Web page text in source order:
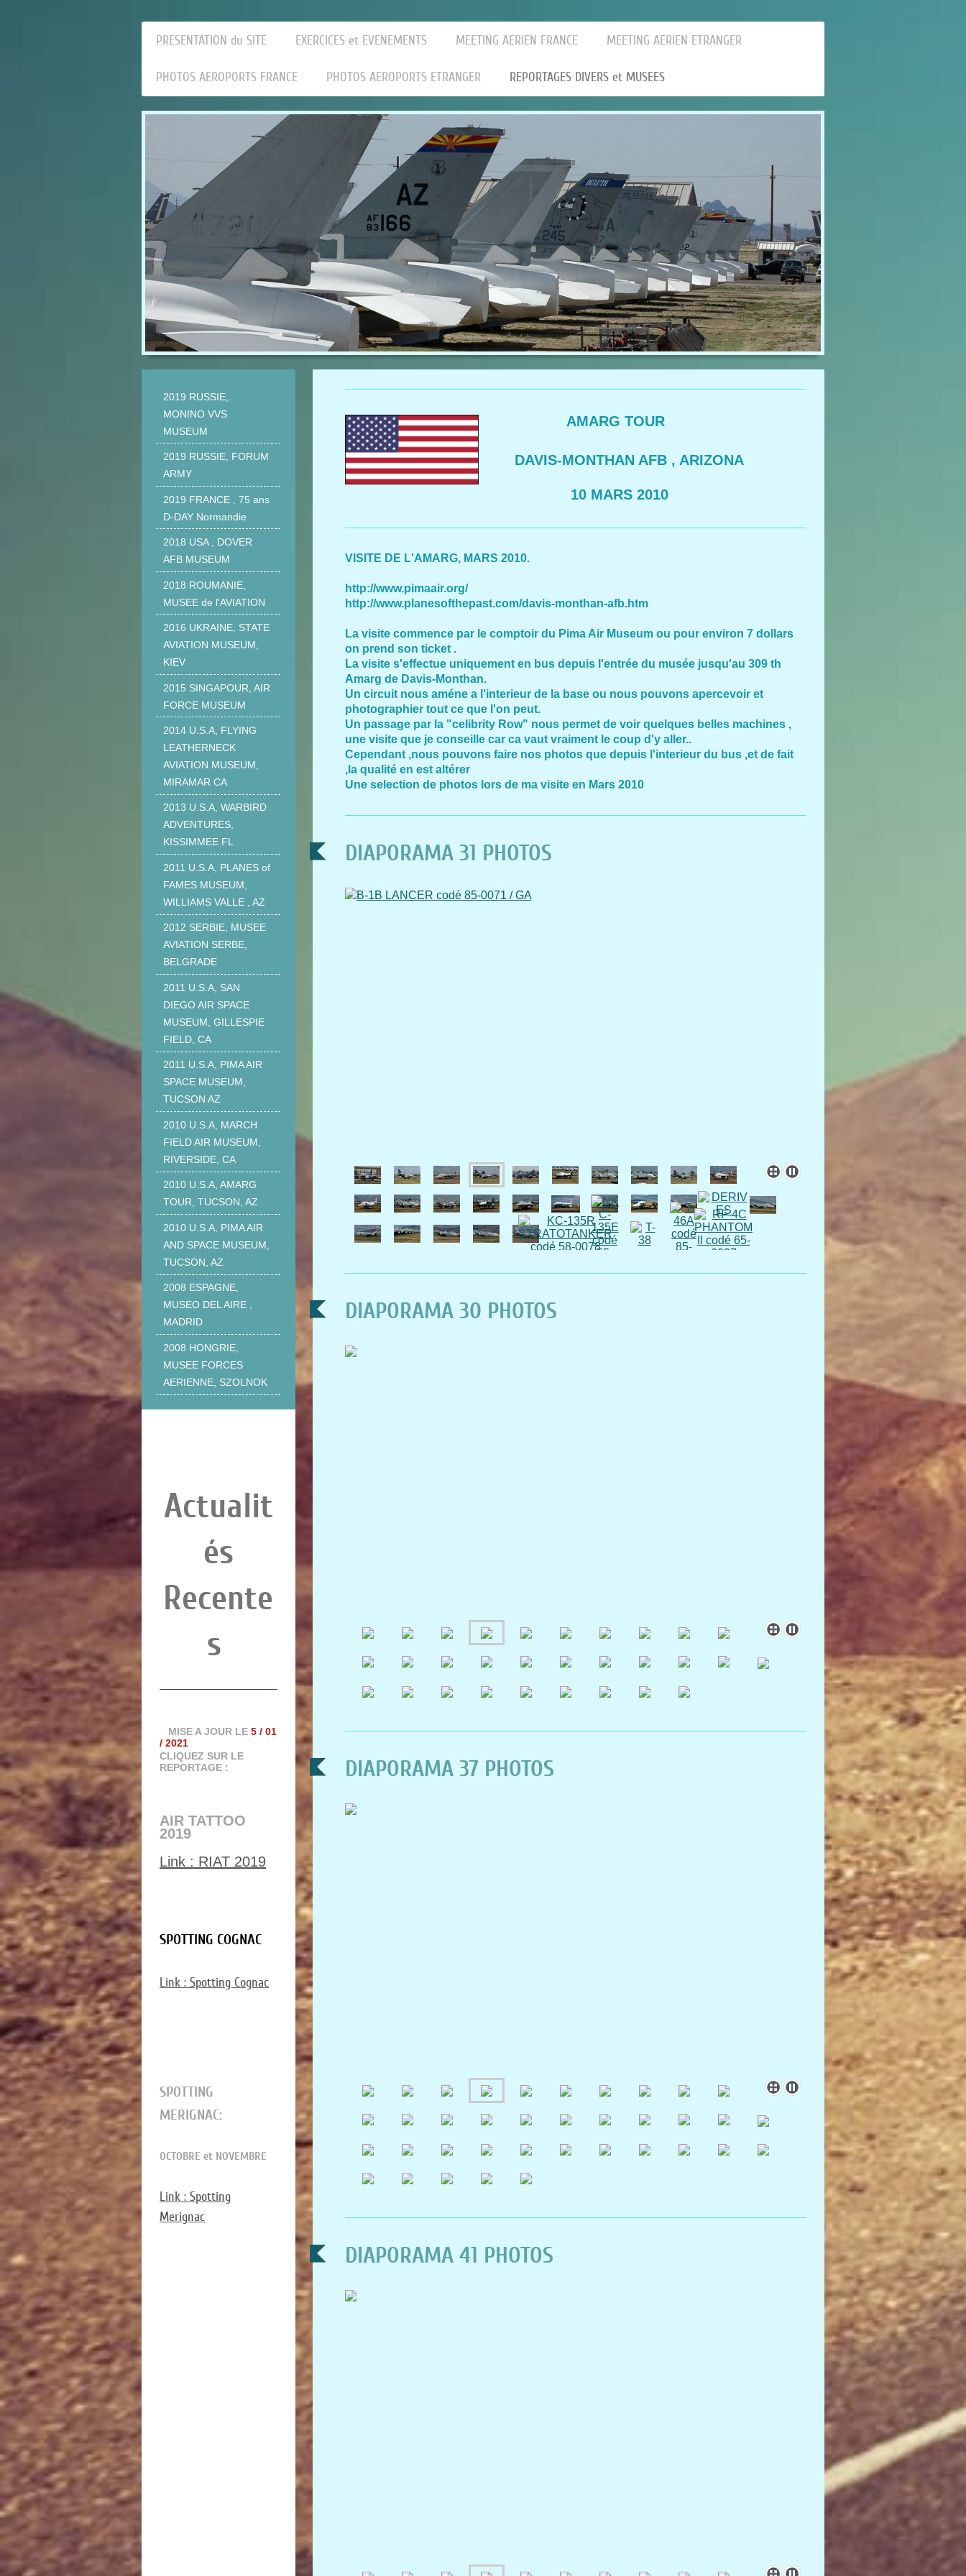
PRESENTATION du SITE EXERCICES et EVENEMENTS MEETING AERIEN FRANCE MEETING AERIEN ETRANGER
PHOTOS AEROPORTS FRANCE PHOTOS AEROPORTS ETRANGER REPORTAGES DIVERS et MUSEES
AMARG TOUR
DAVIS-MONTHAN AFB , ARIZONA
10 MARS 2010
VISITE DE L'AMARG, MARS 2010.
http://www.pimaair.org/
http://www.planesofthepast.com/davis-monthan-afb.htm
La visite commence par le comptoir du Pima Air Museum ou pour environ 7 dollars
on prend son ticket .
La visite s'effectue uniquement en bus depuis l'entrée du musée jusqu'au 309 th
Amarg de Davis-Monthan.
Un circuit nous améne a l'interieur de la base ou nous pouvons apercevoir et
photographier tout ce que l'on peut.
Un passage par la "celibrity Row" nous permet de voir quelques belles machines ,
une visite que je conseille car ca vaut vraiment le coup d'y aller..
Cependant ,nous pouvons faire nos photos que depuis l'interieur du bus ,et de fait
,la qualité en est altérer
Une selection de photos lors de ma visite en Mars 2010
DIAPORAMA 31 PHOTOS
DIAPORAMA 30 PHOTOS
DIAPORAMA 37 PHOTOS
DIAPORAMA 41 PHOTOS
2019 RUSSIE,
MONINO VVS
MUSEUM
2019 RUSSIE, FORUM
ARMY
2019 FRANCE , 75 ans
D-DAY Normandie
2018 USA , DOVER
AFB MUSEUM
2018 ROUMANIE,
MUSEE de l'AVIATION
2016 UKRAINE, STATE
AVIATION MUSEUM,
KIEV
2015 SINGAPOUR, AIR
FORCE MUSEUM
2014 U.S.A, FLYING
LEATHERNECK
AVIATION MUSEUM,
MIRAMAR CA
2013 U.S.A, WARBIRD
ADVENTURES,
KISSIMMEE FL
2011 U.S.A, PLANES of
FAMES MUSEUM,
WILLIAMS VALLE , AZ
2012 SERBIE, MUSEE
AVIATION SERBE,
BELGRADE
2011 U.S.A, SAN
DIEGO AIR SPACE
MUSEUM, GILLESPIE
FIELD, CA
2011 U.S.A, PIMA AIR
SPACE MUSEUM,
TUCSON AZ
2010 U.S.A, MARCH
FIELD AIR MUSEUM,
RIVERSIDE, CA
2010 U.S.A, AMARG
TOUR, TUCSON, AZ
2010 U.S.A, PIMA AIR
AND SPACE MUSEUM,
TUCSON, AZ
2008 ESPAGNE,
MUSEO DEL AIRE ,
MADRID
2008 HONGRIE,
MUSEE FORCES
AERIENNE, SZOLNOK
Actualit
és
Recente
s
MISE A JOUR LE 5 / 01
/ 2021
CLIQUEZ SUR LE
REPORTAGE :
AIR TATTOO
2019
Link : RIAT 2019
SPOTTING COGNAC
Link : Spotting Cognac
SPOTTING
MERIGNAC:
OCTOBRE et NOVEMBRE
Link : Spotting
Merignac